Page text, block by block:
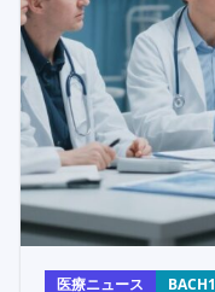
医療ニュース BACH1